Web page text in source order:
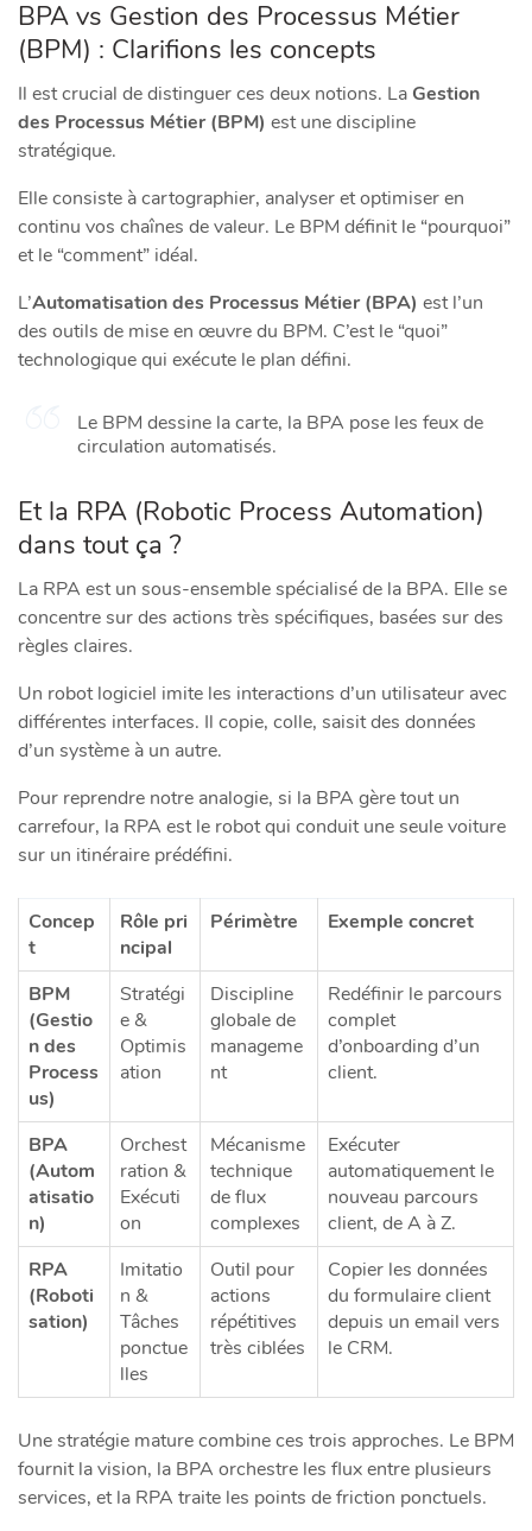
BPA vs Gestion des Processus Métier
(BPM) : Clarifions les concepts
Il est crucial de distinguer ces deux notions. La Gestion
des Processus Métier (BPM) est une discipline
stratégique.
Elle consiste à cartographier, analyser et optimiser en
continu vos chaînes de valeur. Le BPM définit le “pourquoi”
et le “comment” idéal.
L’Automatisation des Processus Métier (BPA) est l’un
des outils de mise en œuvre du BPM. C’est le “quoi”
technologique qui exécute le plan défini.
Le BPM dessine la carte, la BPA pose les feux de
circulation automatisés.
Et la RPA (Robotic Process Automation)
dans tout ça ?
La RPA est un sous-ensemble spécialisé de la BPA. Elle se
concentre sur des actions très spécifiques, basées sur des
règles claires.
Un robot logiciel imite les interactions d’un utilisateur avec
différentes interfaces. Il copie, colle, saisit des données
d’un système à un autre.
Pour reprendre notre analogie, si la BPA gère tout un
carrefour, la RPA est le robot qui conduit une seule voiture
sur un itinéraire prédéfini.
Concep
t
Rôle pri
ncipal
Périmètre Exemple concret
BPM
(Gestio
n des
Process
us)
Stratégi
e &
Optimis
ation
Discipline
globale de
manageme
nt
Redéfinir le parcours
complet
d’onboarding d’un
client.
BPA
(Autom
atisatio
n)
Orchest
ration &
Exécuti
on
Mécanisme
technique
de flux
complexes
Exécuter
automatiquement le
nouveau parcours
client, de A à Z.
RPA
(Roboti
sation)
Imitatio
n &
Tâches
ponctue
lles
Outil pour
actions
répétitives
très ciblées
Copier les données
du formulaire client
depuis un email vers
le CRM.
Une stratégie mature combine ces trois approches. Le BPM
fournit la vision, la BPA orchestre les flux entre plusieurs
services, et la RPA traite les points de friction ponctuels.